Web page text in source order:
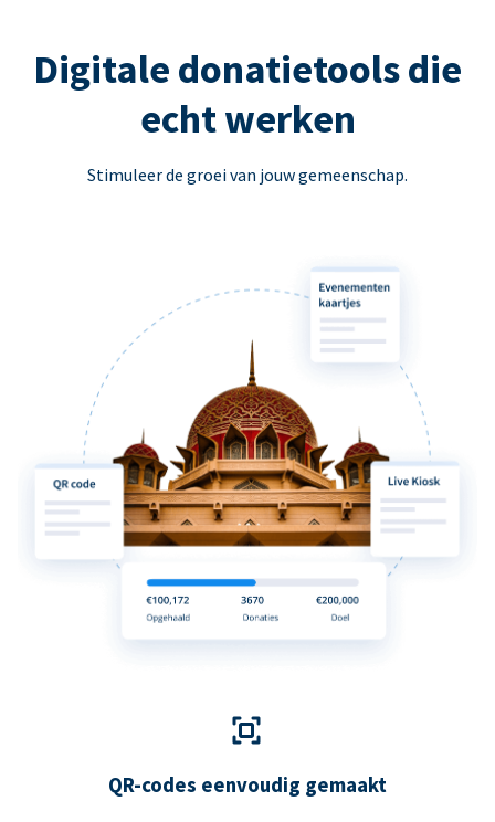
Digitale donatietools die
echt werken
Stimuleer de groei van jouw gemeenschap.
QR-codes eenvoudig gemaakt